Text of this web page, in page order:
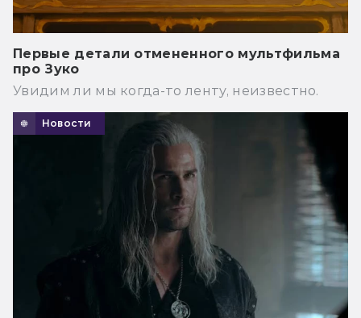
Первые детали отмененного мультфильма
про Зуко
Увидим ли мы когда-то ленту, неизвестно.
Новости